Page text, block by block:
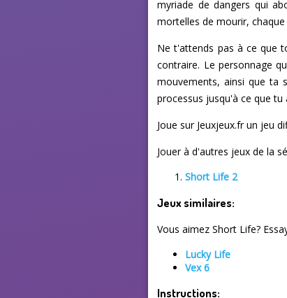
myriade de dangers qui
mortelles de mourir,
Ne t'attends pas à ce que
contraire. Le personnage
mouvements, ainsi que ta
processus jusqu'à ce que
Joue sur Jeuxjeux.fr un jeu
Jouer à d'autres jeux de la
Short Life 2
Jeux similaires:
Vous aimez Short Life?
Lucky Life
Vex 6
Instructions: